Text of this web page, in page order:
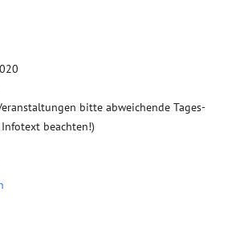
bitte abweichende Tages-
beachten!)